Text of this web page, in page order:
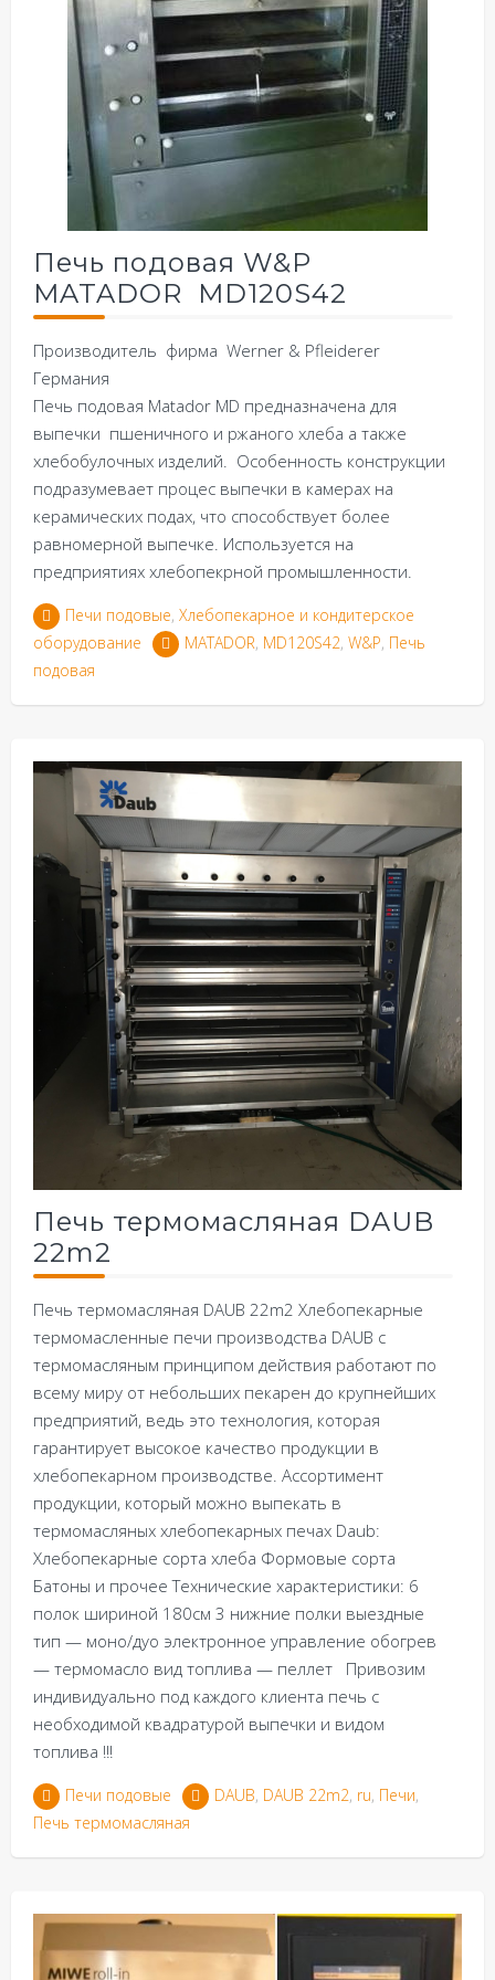
Печь подовая W&P
MATADOR MD120S42
Производитель фирма Werner & Pfleiderer
Германия
Печь подовая Matador MD предназначена для
выпечки пшеничного и ржаного хлеба а также
хлебобулочных изделий. Особенность конструкции
подразумевает процес выпечки в камерах на
керамических подах, что способствует более
равномерной выпечке. Используется на
предприятиях хлебопекрной промышленности.
Печи подовые, Хлебопекарное и кондитерское
оборудование
MATADOR, MD120S42, W&P, Печь
подовая
Печь термомасляная DAUB
22m2
Печь термомасляная DAUB 22m2 Хлебопекарные
термомасленные печи производства DAUB с
термомасляным принципом действия работают по
всему миру от небольших пекарен до крупнейших
предприятий, ведь это технология, которая
гарантирует высокое качество продукции в
хлебопекарном производстве. Ассортимент
продукции, который можно выпекать в
термомасляных хлебопекарных печах Daub:
Хлебопекарные сорта хлеба Формовые сорта
Батоны и прочее Технические характеристики: 6
полок шириной 180см 3 нижние полки выездные
тип — моно/дуо электронное управление обогрев
— термомасло вид топлива — пеллет Привозим
индивидуально под каждого клиента печь с
необходимой квадратурой выпечки и видом
топлива !!!
Печи подовые DAUB, DAUB 22m2, ru, Печи,
Печь термомасляная